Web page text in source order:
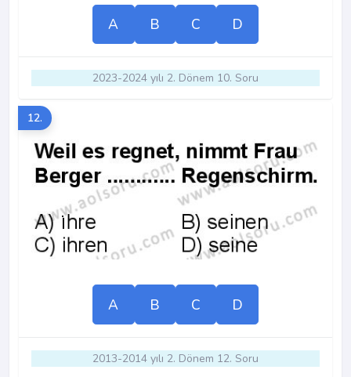
A B C D
2023-2024 yılı 2. Dönem 10. Soru
12.
A B C D
2013-2014 yılı 2. Dönem 12. Soru